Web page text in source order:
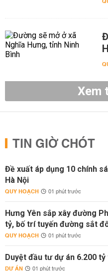
Xem
TIN GIỜ CHÓT
Đề xuất áp dụng 10 chính
Hà Nội
QUY HOẠCH 01 phút trước
Hưng Yên sắp xây đường
tỷ, bố trí tuyến đường sắt
QUY HOẠCH 01 phút trước
Duyệt đầu tư dự án 6.200
DỰ ÁN 01 phút trước